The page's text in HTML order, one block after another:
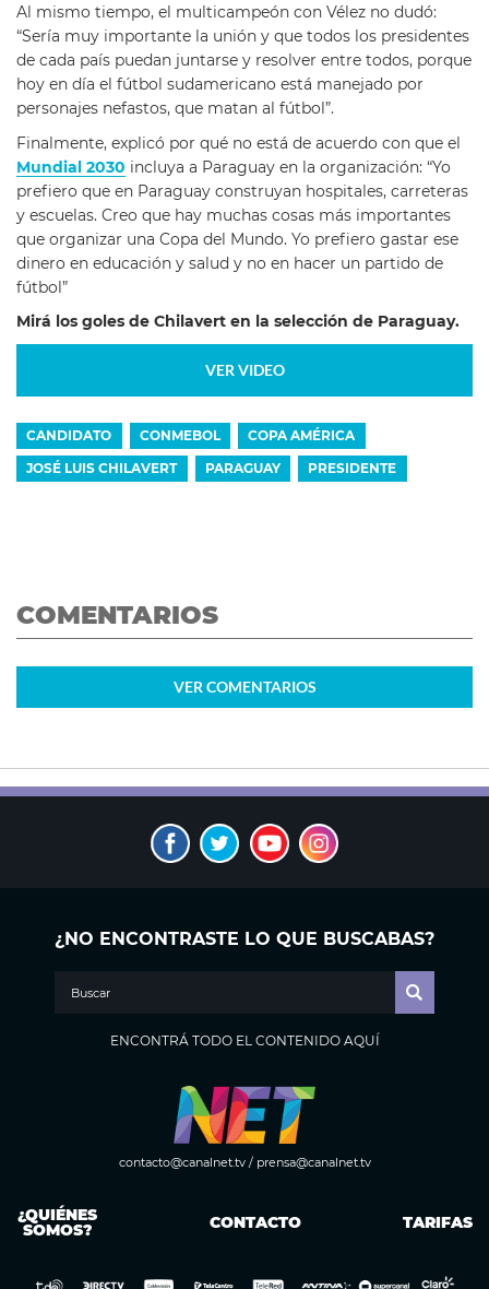
Al mismo tiempo, el multicampeón con Vélez no dudó:
“Sería muy importante la unión y que todos los presidentes
de cada país puedan juntarse y resolver entre todos, porque
hoy en día el fútbol sudamericano está manejado por
personajes nefastos, que matan al fútbol”.
Finalmente, explicó por qué no está de acuerdo con que el
Mundial 2030 incluya a Paraguay en la organización: “Yo
prefiero que en Paraguay construyan hospitales, carreteras
y escuelas. Creo que hay muchas cosas más importantes
que organizar una Copa del Mundo. Yo prefiero gastar ese
dinero en educación y salud y no en hacer un partido de
fútbol”
Mirá los goles de Chilavert en la selección de Paraguay.
VER VIDEO
CANDIDATO CONMEBOL COPA AMÉRICA
JOSÉ LUIS CHILAVERT PARAGUAY PRESIDENTE
COMENTARIOS
VER COMENTARIOS
¿NO ENCONTRASTE LO QUE BUSCABAS?
ENCONTRÁ TODO EL CONTENIDO AQUÍ
contacto@canalnet.tv/ prensa@canalnet.tv
¿QUIÉNES
SOMOS? CONTACTO TARIFAS